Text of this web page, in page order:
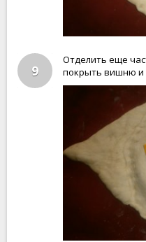
9
Отделить еще
покрыть вишню и